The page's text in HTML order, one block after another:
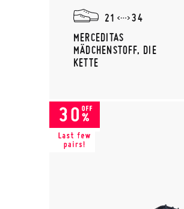
21
34
MERCEDITAS
MÄDCHENSTOFF, DIE
KETTE